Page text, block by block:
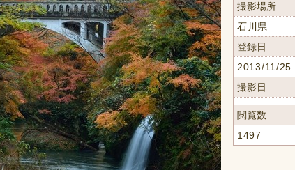
撮影場所
石川県
登録日
2013/11/25
撮影日
閲覧数
1497